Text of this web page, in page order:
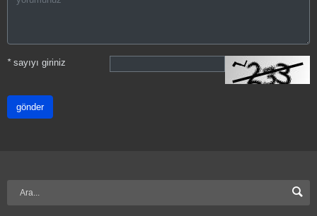
*sayıyı giriniz
gönder